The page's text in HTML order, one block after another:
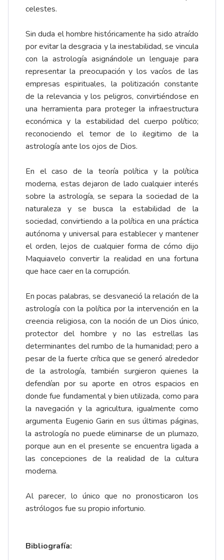
celestes.
Sin duda el hombre históricamente ha sido atraído
por evitar la desgracia y la inestabilidad, se vincula
con la astrología asignándole un lenguaje para
representar la preocupación y los vacíos de las
empresas espirituales, la politización constante
de la relevancia y los peligros, convirtiéndose en
una herramienta para proteger la infraestructura
económica y la estabilidad del cuerpo político;
reconociendo el temor de lo ilegitimo de la
astrología ante los ojos de Dios.
En el caso de la teoría política y la política
moderna, estas dejaron de lado cualquier interés
sobre la astrología, se separa la sociedad de la
naturaleza y se busca la estabilidad de la
sociedad, convirtiendo a la política en una práctica
autónoma y universal para establecer y mantener
el orden, lejos de cualquier forma de cómo dijo
Maquiavelo convertir la realidad en una fortuna
que hace caer en la corrupción.
En pocas palabras, se desvaneció la relación de la
astrología con la política por la intervención en la
creencia religiosa, con la noción de un Dios único,
protector del hombre y no las estrellas las
determinantes del rumbo de la humanidad; pero a
pesar de la fuerte crítica que se generó alrededor
de la astrología, también surgieron quienes la
defendían por su aporte en otros espacios en
donde fue fundamental y bien utilizada, como para
la navegación y la agricultura, igualmente como
argumenta Eugenio Garin en sus últimas páginas,
la astrología no puede eliminarse de un plumazo,
porque aun en el presente se encuentra ligada a
las concepciones de la realidad de la cultura
moderna.
Al parecer, lo único que no pronosticaron los
astrólogos fue su propio infortunio.
Bibliografía: